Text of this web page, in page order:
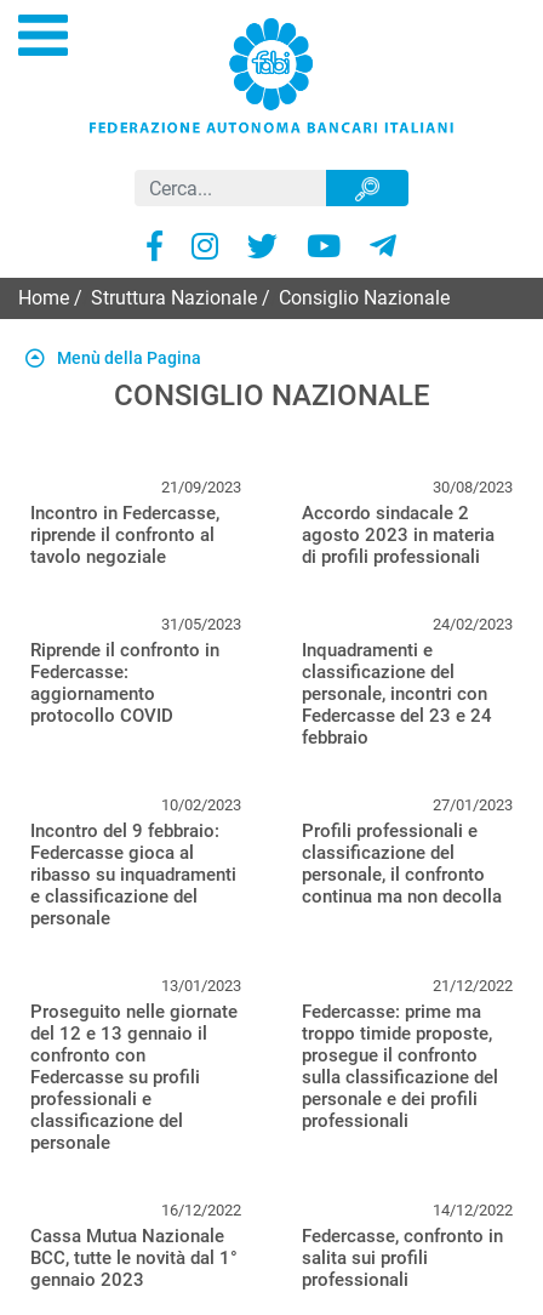
Home Struttura Nazionale Consiglio Nazionale
Menù della Pagina
CONSIGLIO NAZIONALE
21/09/2023
Incontro in Federcasse,
riprende il confronto al
tavolo negoziale
30/08/2023
Accordo sindacale 2
agosto 2023 in materia
di profili professionali
31/05/2023
Riprende il confronto in
Federcasse:
aggiornamento
protocollo COVID
24/02/2023
Inquadramenti e
classificazione del
personale, incontri con
Federcasse del 23 e 24
febbraio
10/02/2023
Incontro del 9 febbraio:
Federcasse gioca al
ribasso su inquadramenti
e classificazione del
personale
27/01/2023
Profili professionali e
classificazione del
personale, il confronto
continua ma non decolla
13/01/2023
Proseguito nelle giornate
del 12 e 13 gennaio il
confronto con
Federcasse su profili
professionali e
classificazione del
personale
21/12/2022
Federcasse: prime ma
troppo timide proposte,
prosegue il confronto
sulla classificazione del
personale e dei profili
professionali
16/12/2022
Cassa Mutua Nazionale
BCC, tutte le novità dal 1°
gennaio 2023
14/12/2022
Federcasse, confronto in
salita sui profili
professionali